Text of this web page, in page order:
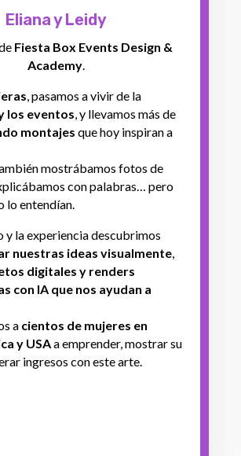
Eliana y Leidy
Fiesta Box Events Design &
Academy.
, pasamos a vivir de la
los eventos , y llevamos más de
montajes que hoy inspiran a
mostrábamos fotos de
con palabras… pero
lo entendían.
y la experiencia descubrimos
nuestras ideas visualmente
digitales y renders
con IA que nos ayudan a
a cientos de mujeres en
y USAa emprender, mostrar su
ingresos con este arte.